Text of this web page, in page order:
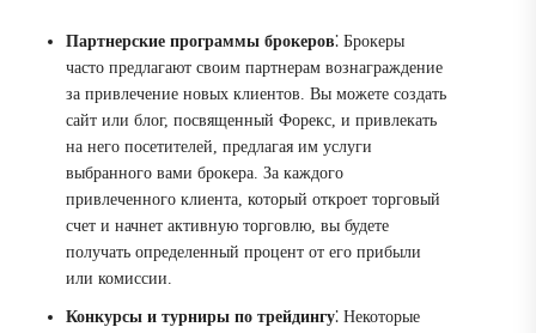
Партнерские программы брокеров⁚ Брокеры
часто предлагают своим партнерам вознаграждение
за привлечение новых клиентов. Вы можете создать
сайт или блог, посвященный Форекс, и привлекать
на него посетителей, предлагая им услуги
выбранного вами брокера. За каждого
привлеченного клиента, который откроет торговый
счет и начнет активную торговлю, вы будете
получать определенный процент от его прибыли
или комиссии.
Конкурсы и турниры по трейдингу⁚ Некоторые